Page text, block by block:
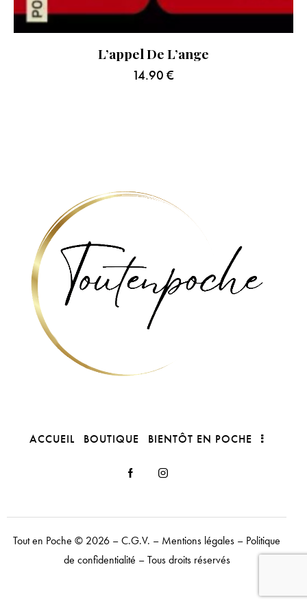
L’appel De L’ange
14.90 €
ACCUEIL BOUTIQUE BIENTÔT EN POCHE
Tout en Poche © 2026 –C.G.V. – Mentions légales – Politique
de confidentialité – Tous droits réservés